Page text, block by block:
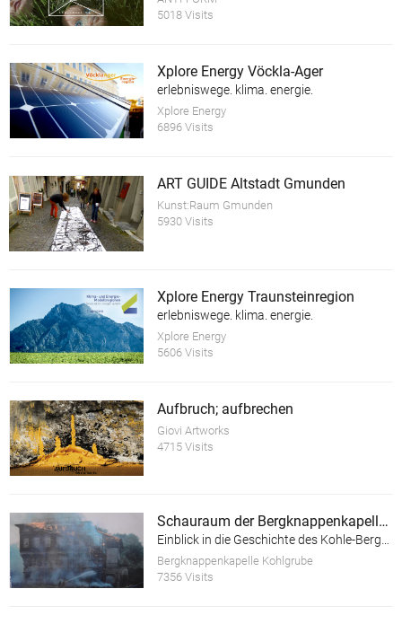
5018 Visits
Xplore Energy Vöckla-Ager
erlebniswege. klima. energie.
Xplore Energy
6896 Visits
ART GUIDE Altstadt Gmunden
Kunst:Raum Gmunden
5930 Visits
Xplore Energy Traunsteinregion
erlebniswege. klima. energie.
Xplore Energy
5606 Visits
Aufbruch; aufbrechen
Giovi Artworks
4715 Visits
Schauraum der Bergknappenkapelle Kohlgrube
Bergknappenkapelle Kohlgrube
7356 Visits